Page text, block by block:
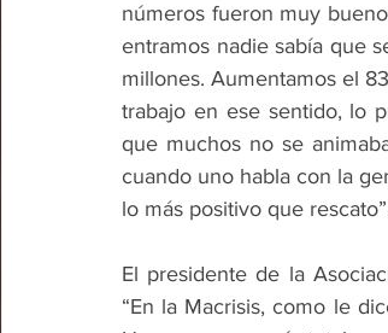
números fueron muy
entramos nadie sabía que
millones. Aumentamos el
trabajo en ese sentido, lo
que muchos no se
cuando uno habla con la
lo más positivo que
El presidente de la
“En la Macrisis, como le